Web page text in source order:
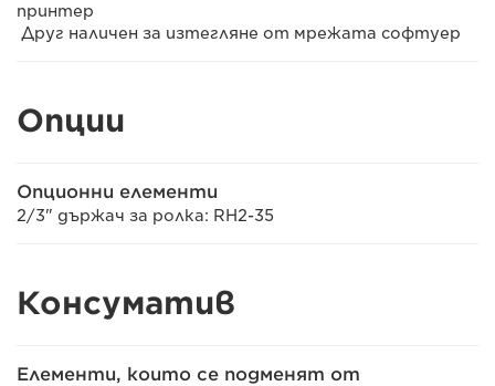
принтер
Друг наличен за изтегляне от мрежата софтуер
Опции
Опционни елементи
2/3" държач за ролка: RH2-35
Консуматив
Елементи, които се подменят от